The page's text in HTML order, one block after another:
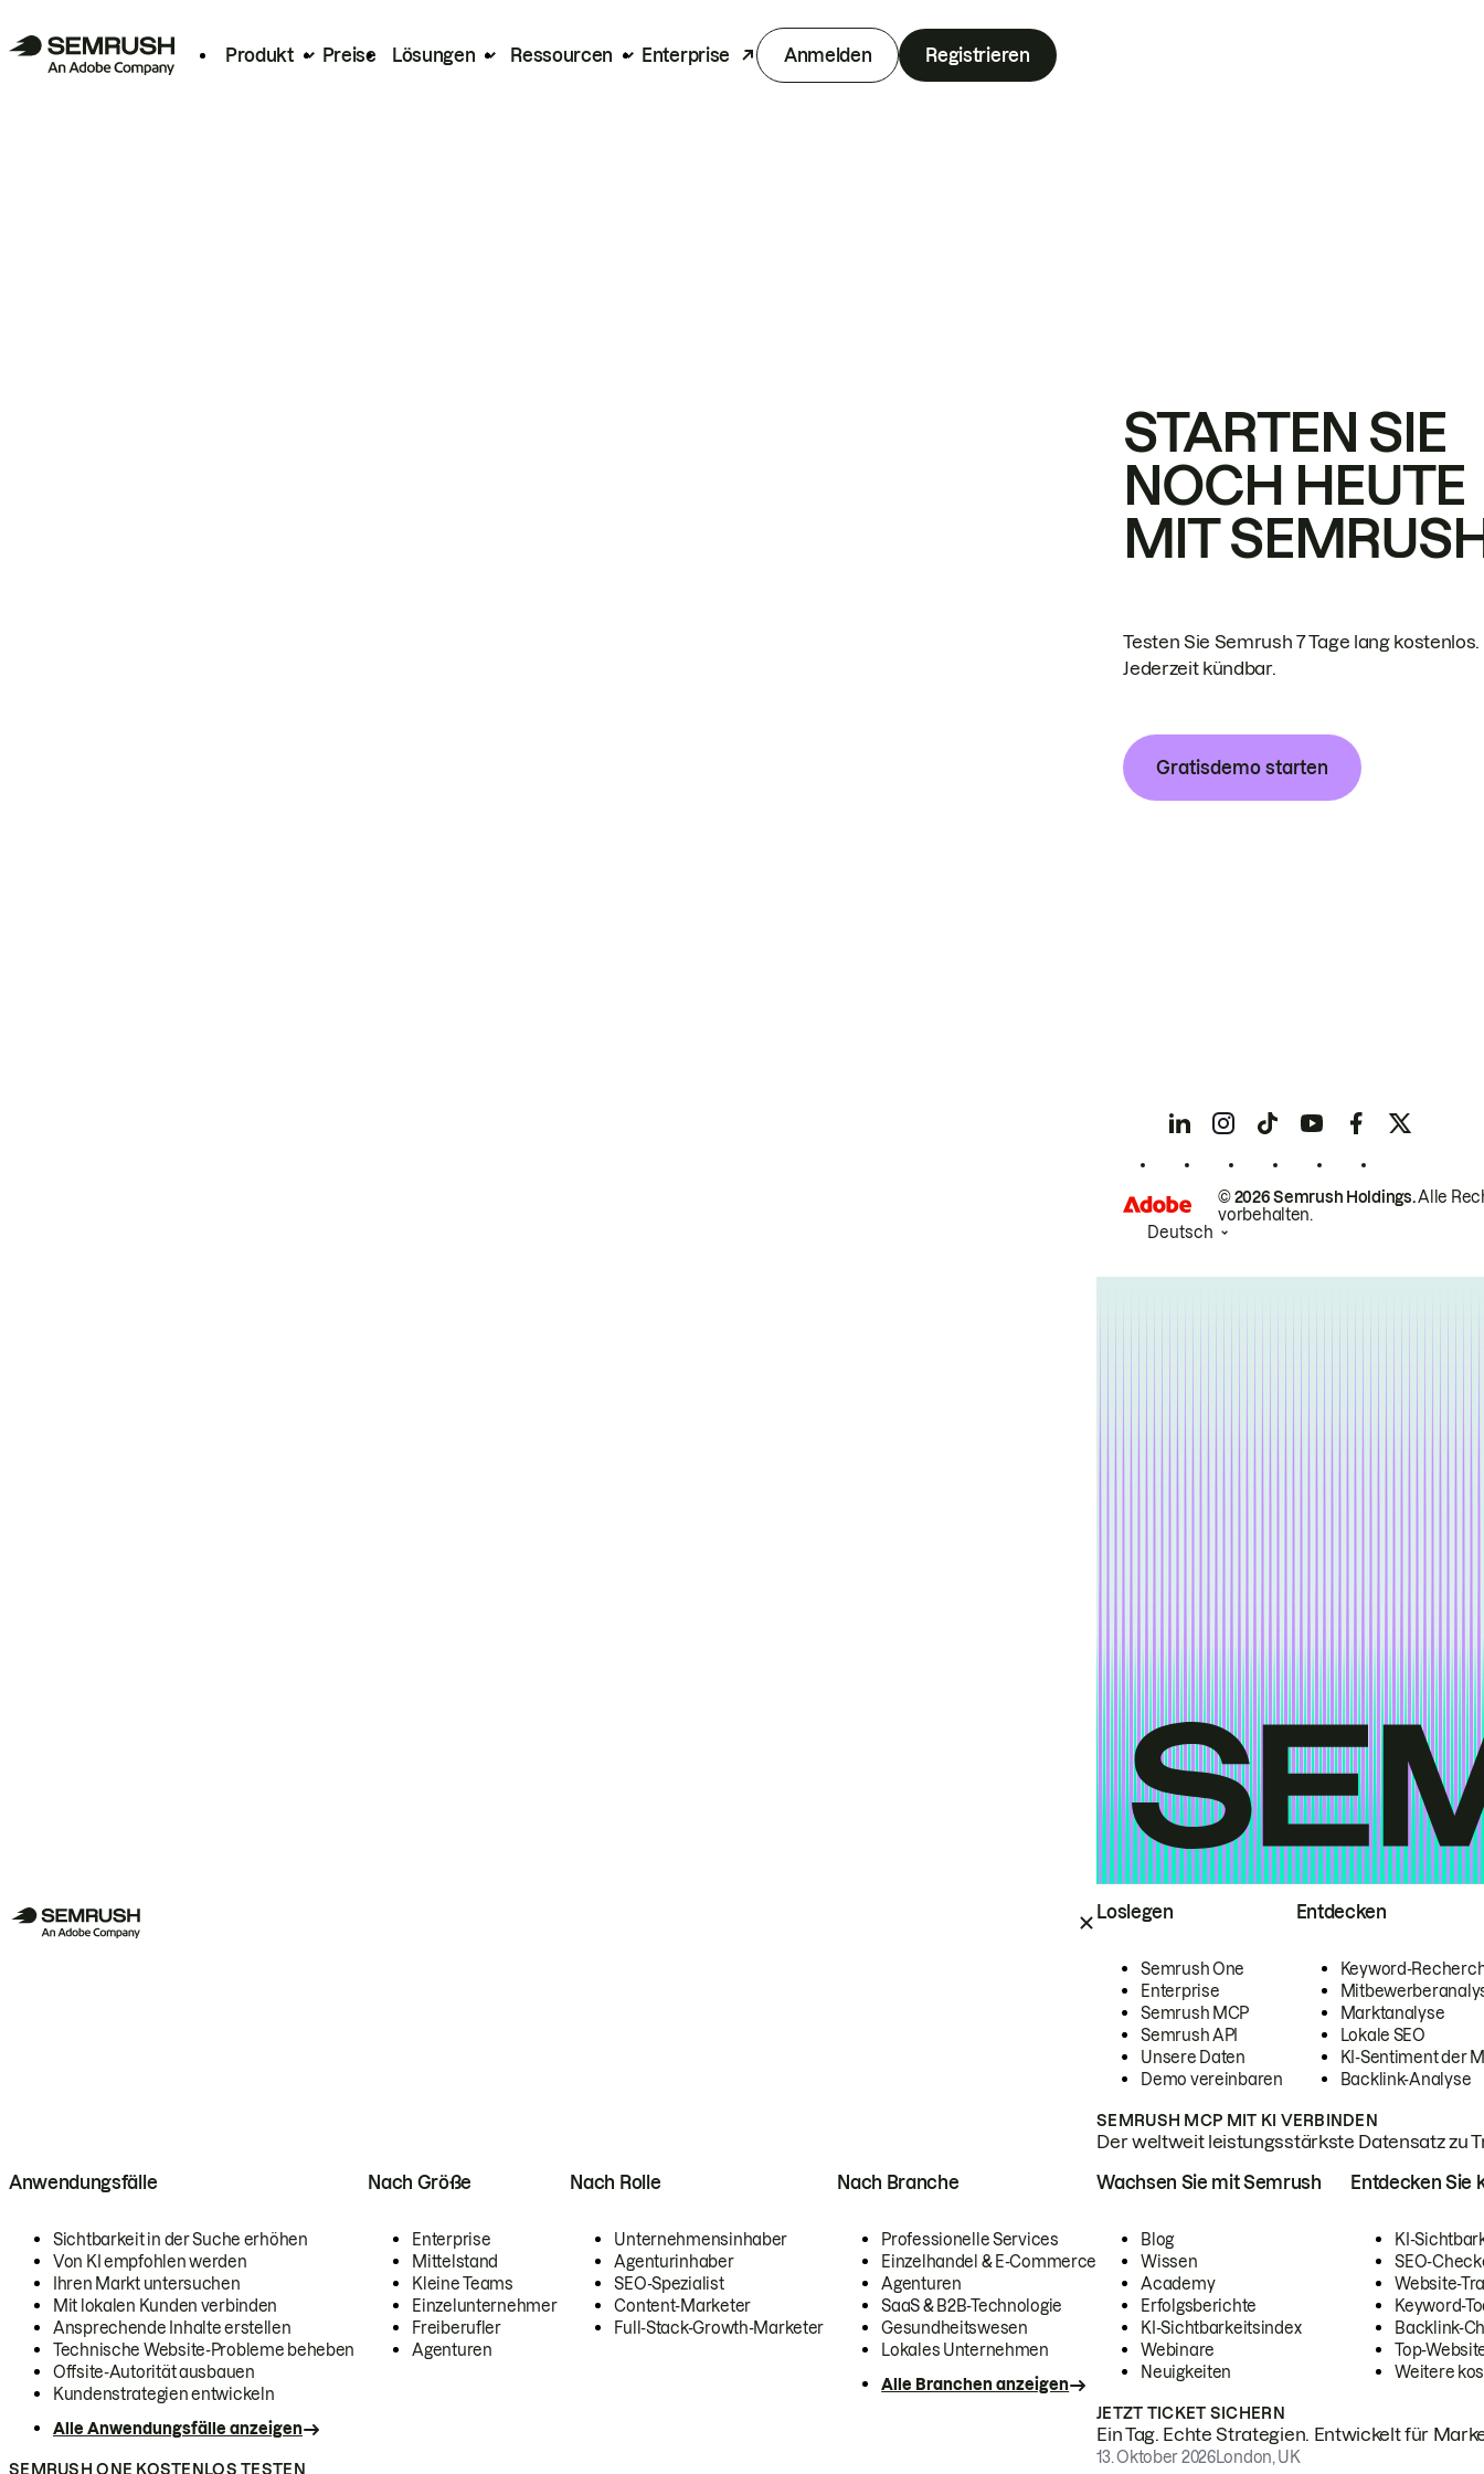
Produkt Preise Lösungen Ressourcen Enterprise Anmelden Registrieren
Loslegen
Semrush One
Enterprise
Semrush MCP
Semrush API
Unsere Daten
Demo vereinbaren
Entdecken
Keyword-
Marktanalyse
Lokale SEO
KI-Sentiment der
Backlink-Analyse
SEMRUSH MCP MIT KI VERBINDEN
Der weltweit leistungsstärkste Datensatz zu
Anwendungsfälle
Sichtbarkeit in der Suche erhöhen
Von KI empfohlen werden
Ihren Markt untersuchen
Mit lokalen Kunden verbinden
Ansprechende Inhalte erstellen
Technische Website-Probleme beheben
Offsite-Autorität ausbauen
Kundenstrategien entwickeln
Alle Anwendungsfälle anzeigen
Nach Größe
Enterprise
Mittelstand
Kleine Teams
Einzelunternehmer
Freiberufler
Agenturen
Nach Rolle
Unternehmensinhaber
Agenturinhaber
SEO-Spezialist
Content-Marketer
Full-Stack-Growth-Marketer
Nach Branche
Professionelle Services
Einzelhandel & E-Commerce
Agenturen
SaaS & B2B-Technologie
Gesundheitswesen
Lokales Unternehmen
Alle Branchen anzeigen
SEMRUSH ONE KOSTENLOS TESTEN
Wachsen Sie mit Semrush
Blog
Wissen
Academy
Erfolgsberichte
KI-Sichtbarkeitsindex
Webinare
Neuigkeiten
Entdecken Sie
KI-
SEO-
Website-
Keyword-
Backlink-
Top-
Weitere
JETZT TICKET SICHERN
Ein Tag. Echte Strategien. Entwickelt für
13. Oktober 2026London, UK
STARTEN SIE
NOCH HEUTE
MIT
Testen Sie Semrush 7 Tage lang kostenlos.
Jederzeit kündbar.
Gratisdemo starten
© 2026 Semrush Holdings.Alle
vorbehalten.
Deutsch